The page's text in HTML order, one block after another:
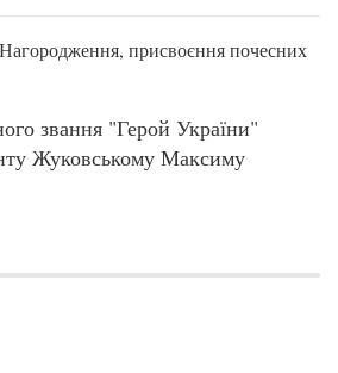
присвоєння почесних
звання "Герой України"
Жуковському Максиму